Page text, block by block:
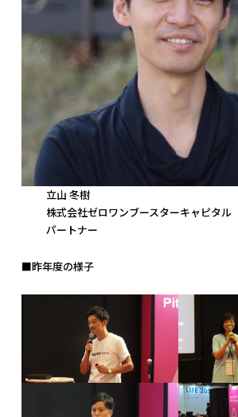
立山 冬樹
株式会社ゼロワンブースターキャピタル
パートナー
■昨年度の様子